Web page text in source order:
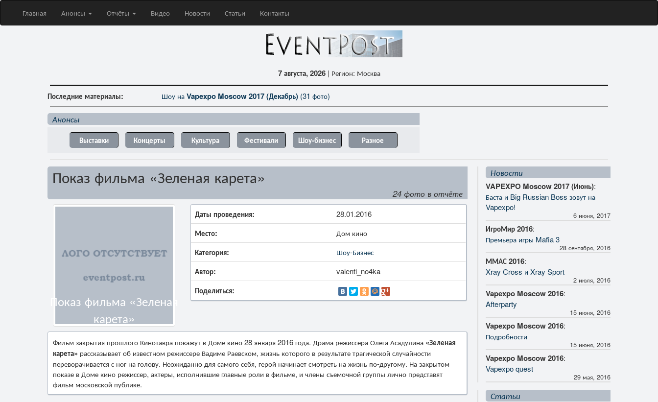
Главная Анонсы Отчёты Видео Новости Статьи Контакты
7 августа, 2026 | Регион: Москва
Последние материалы: Шоу наVapexpo Moscow 2017 (Декабрь)(31 фото)
Анонсы
Выставки Концерты Культура Фестивали Шоу-бизнес Разное
Показ фильма «Зеленая карета»
24 фото в отчёте
Показ фильма «Зеленая
карета»
Даты проведения: 28.01.2016
Место: Дом кино
Категория: Шоу-Бизнес
Автор: valenti_no4ka
Поделиться:
Фильм закрытия прошлого Кинотавра покажут в Доме кино 28 января 2016 года. Драма режиссера Олега Асадулина «Зеленая
карета» рассказывает об известном режиссере Вадиме Раевском, жизнь которого в результате трагической случайности
переворачивается с ног на голову. Неожиданно для самого себя, герой начинает смотреть на жизнь по-другому. На закрытом
показе в Доме кино режиссер, актеры, исполнившие главные роли в фильме, и члены съемочной группы лично представят
фильм московской публике.
Новости
VAPEXPO Moscow 2017 (Июнь):
Баста и Big Russian Boss зовут на
Vapexpo!
6 июня, 2017
ИгроМир 2016:
Премьера игры Mafia 3
28 сентября, 2016
ММАС 2016:
Xray Cross и Xray Sport
2 июля, 2016
Vapexpo Moscow 2016:
Afterparty
15 июня, 2016
Vapexpo Moscow 2016:
Подробности
15 июня, 2016
Vapexpo Moscow 2016:
Vapexpo quest
29 мая, 2016
Статьи